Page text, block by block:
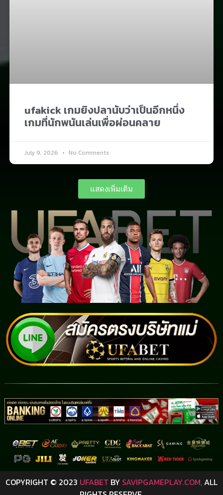
ufakick เกมยิงปลานับว่าเป็นอีกหนึ่ง
เกมที่นักพนันเล่นเพื่อผ่อนคลาย​
July 9, 2026 No Comments
แสดงเพิ่มเติม
COPYRIGHT © 2023 UFABET BY SAVIPGAMEPLAY.COM,ALL